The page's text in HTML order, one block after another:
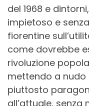
del 1968 e
impietoso e
fiorentine
come dovrebbe
rivoluzione
mettendo a
piuttosto
all’attuale, senza